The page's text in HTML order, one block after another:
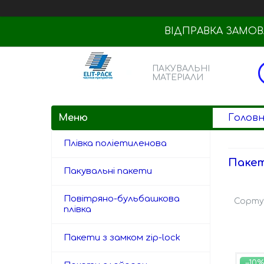
ВІДПРАВКА
ПАКУВАЛЬНІ
МАТЕРІАЛИ
Плівка поліетиленова
Пакувальні пакети
Повітряно-бульбашкова
плівка
Пакети з замком zip-lock